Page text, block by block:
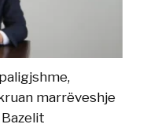
marrëveshje